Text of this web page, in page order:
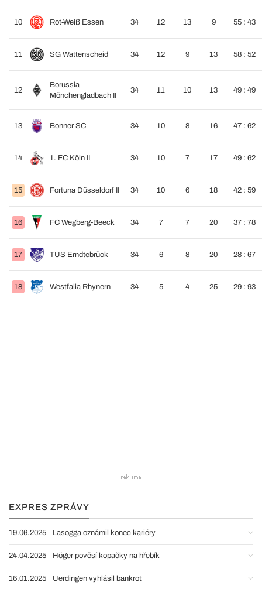
10 Rot-Weiß Essen 34 12 13 9 55 : 43
11 SG Wattenscheid 34 12 9 13 58 : 52
12
Borussia
Mönchengladbach II
34 11 10 13 49 : 49
13 Bonner SC 34 10 8 16 47 : 62
14 1. FC Köln II 34 10 7 17 49 : 62
15 Fortuna Düsseldorf II 34 10 6 18 42 : 59
16 FC Wegberg-Beeck 34 7 7 20 37 : 78
17 TUS Erndtebrück 34 6 8 20 28 : 67
18 Westfalia Rhynern 34 5 4 25 29 : 93
EXPRES ZPRÁVY
19.06.2025 Lasogga oznámil konec kariéry
24.04.2025 Höger pověsí kopačky na hřebík
16.01.2025 Uerdingen vyhlásil bankrot